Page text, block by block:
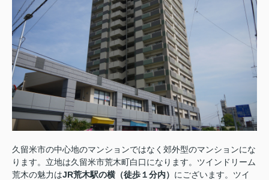
久留米市の中心地のマンションではなく郊外型のマンションにな
ります。立地は久留米市荒木町白口になります。ツインドリーム
荒木の魅力はJR荒木駅の横（徒歩１分内） にございます。ツイ